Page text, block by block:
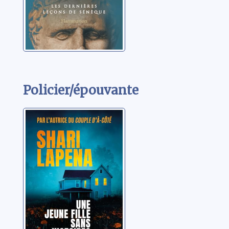
Policier/épouvante
Une jeune fille
sans histoires
Lapena, Shari